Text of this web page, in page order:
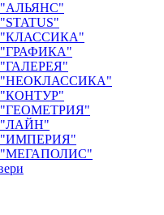
"АЛЬЯНС"
"КЛАССИКА"
"ГРАФИКА"
"ГАЛЕРЕЯ"
"НЕОКЛАССИКА"
"КОНТУР"
"ГЕОМЕТРИЯ"
"ЛАЙН"
"ИМПЕРИЯ"
"МЕГАПОЛИС"